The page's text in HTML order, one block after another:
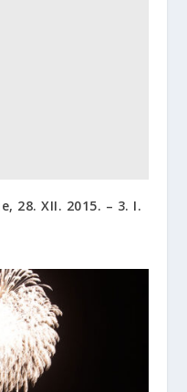
28. XII. 2015. – 3. I.